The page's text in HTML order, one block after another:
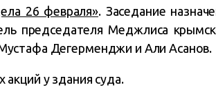
26 февраля». Заседание
председателя Меджлиса
Дегерменджи и Али Асанов.
у здания суда.